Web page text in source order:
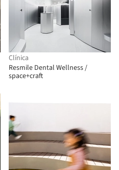
Clínica
Resmile Dental Wellness /
space+craft